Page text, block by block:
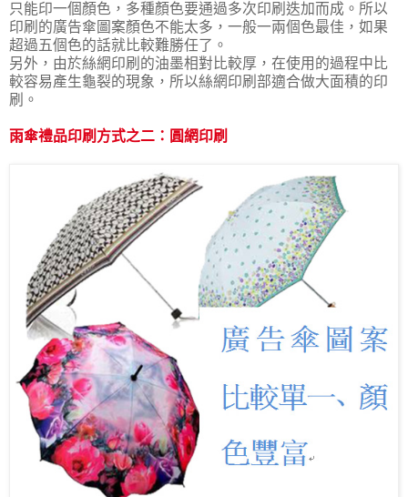
只能印一個顏色，多種顏色要通過多次印刷迭加而成。所以
印刷的廣告傘圖案顏色不能太多，一般一兩個色最佳，如果
超過五個色的話就比較難勝任了。
另外，由於絲網印刷的油墨相對比較厚，在使用的過程中比
較容易產生龜裂的現象，所以絲網印刷部適合做大面積的印
刷。
雨傘禮品印刷方式之二：圓網印刷